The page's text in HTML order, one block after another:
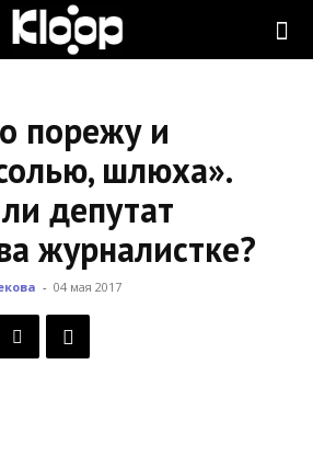
порежу и
шлюха».
депутат
журналистке?
- 04 мая 2017